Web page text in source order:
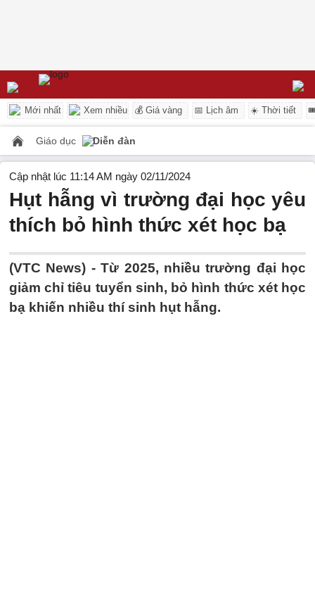
Mới nhất Xem nhiều 💰 Giá vàng 📅 Lịch âm ☀️ Thời tiết
Giáo dục Diễn đàn
Cập nhật lúc 11:14 AM ngày 02/11/2024
Hụt hẫng vì trường đại học yêu
thích bỏ hình thức xét học bạ
(VTC News) -Từ 2025, nhiều trường đại học
giảm chỉ tiêu tuyển sinh, bỏ hình thức xét học
bạ khiến nhiều thí sinh hụt hẫng.